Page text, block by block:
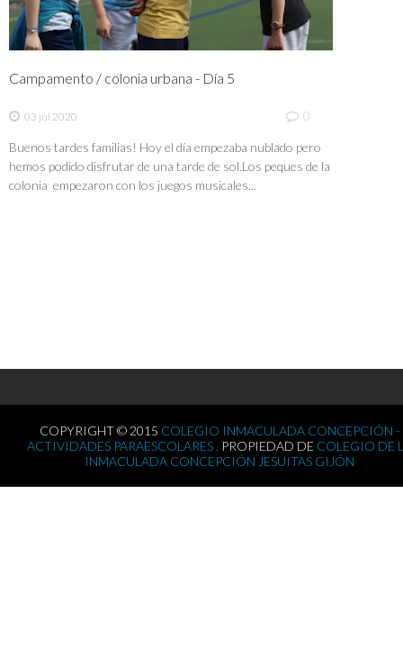
Campamento / colonia urbana - Día 5
03 jul 2020 0
Buenos tardes familias! Hoy el día empezaba nublado pero
hemos podido disfrutar de una tarde de sol.Los peques de la
colonia empezaron con los juegos musicales...
COPYRIGHT © 2015 COLEGIO INMACULADA CONCEPCIÓN -
ACTIVIDADES PARAESCOLARES . PROPIEDAD DE COLEGIO DE
INMACULADA CONCEPCIÓN JESUITAS GIJÓN